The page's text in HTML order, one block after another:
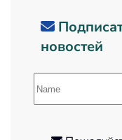
новостей